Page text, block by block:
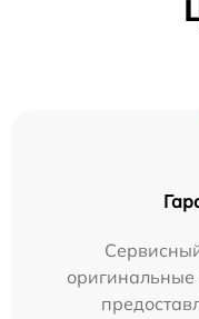
оригинальные